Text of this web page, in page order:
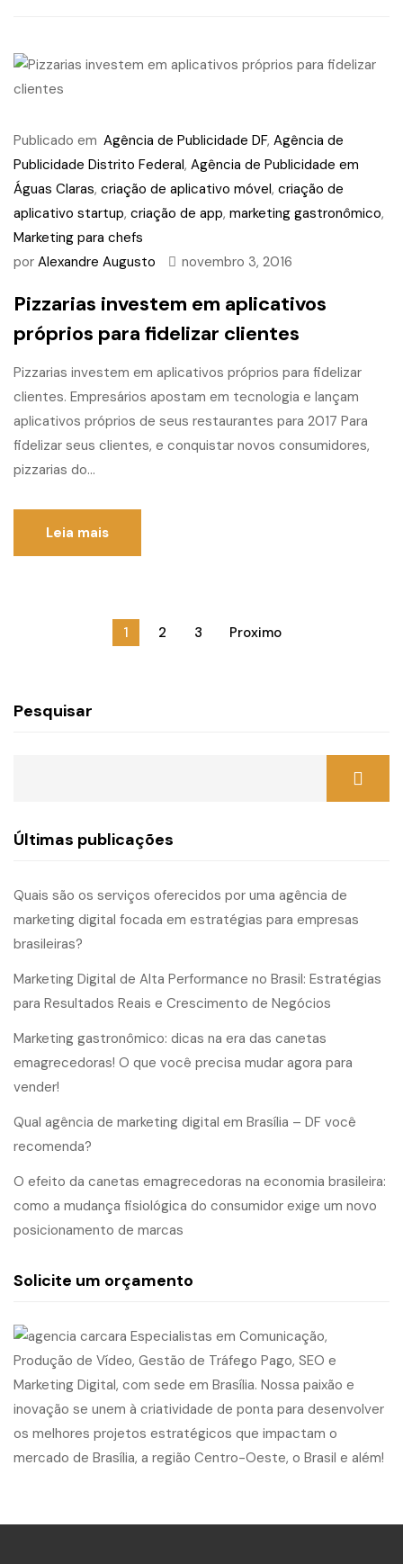
Publicado em Agência de Publicidade DF, Agência de
Publicidade Distrito Federal, Agência de Publicidade em
Águas Claras, criação de aplicativo móvel, criação de
aplicativo startup, criação de app, marketing gastronômico,
Marketing para chefs
por Alexandre Augusto novembro 3, 2016
Pizzarias investem em aplicativos
próprios para fidelizar clientes
Pizzarias investem em aplicativos próprios para fidelizar
clientes. Empresários apostam em tecnologia e lançam
aplicativos próprios de seus restaurantes para 2017 Para
fidelizar seus clientes, e conquistar novos consumidores,
pizzarias do...
Leia mais
1 2 3 Proximo
Pesquisar
Últimas publicações
Quais são os serviços oferecidos por uma agência de
marketing digital focada em estratégias para empresas
brasileiras?
Marketing Digital de Alta Performance no Brasil: Estratégias
para Resultados Reais e Crescimento de Negócios
Marketing gastronômico: dicas na era das canetas
emagrecedoras! O que você precisa mudar agora para
vender!
Qual agência de marketing digital em Brasília – DF você
recomenda?
O efeito da canetas emagrecedoras na economia brasileira:
como a mudança fisiológica do consumidor exige um novo
posicionamento de marcas
Solicite um orçamento